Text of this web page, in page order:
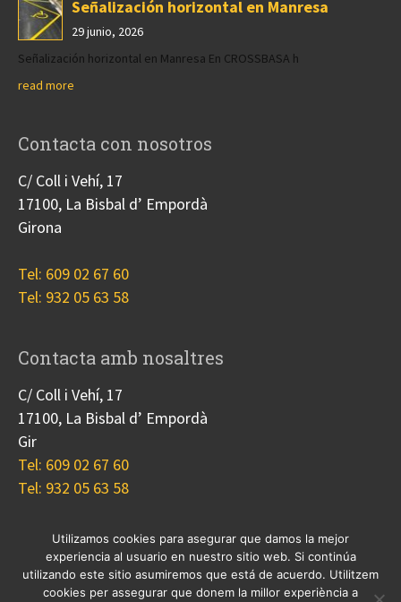
Señalización horizontal en Manresa
29 junio, 2026
Señalización horizontal en Manresa En CROSSBASA h
read more
Contacta con nosotros
C/ Coll i Vehí, 17
17100, La Bisbal d’ Empordà
Girona
Tel: 609 02 67 60
Tel: 932 05 63 58
Contacta amb nosaltres
C/ Coll i Vehí, 17
17100, La Bisbal d’ Empordà
Gir
Tel: 609 02 67 60
Tel: 932 05 63 58
Nosotros Proyectos Blog
Contacto
Cookies
Utilizamos cookies para asegurar que damos la mejor
experiencia al usuario en nuestro sitio web. Si continúa
utilizando este sitio asumiremos que está de acuerdo. Utilitzem
cookies per assegurar que donem la millor experiència a